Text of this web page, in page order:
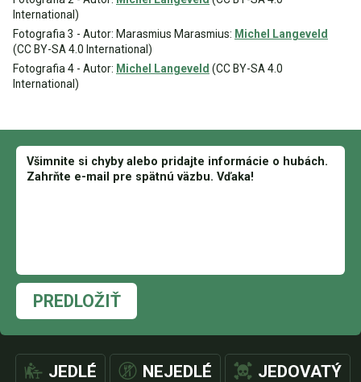
International)
Fotografia 3 - Autor: Marasmius Marasmius: Michel Langeveld
(CC BY-SA 4.0 International)
Fotografia 4 - Autor: Michel Langeveld (CC BY-SA 4.0
International)
PREDLOŽIŤ
JEDLÉ NEJEDLÉ JEDOVATÝ